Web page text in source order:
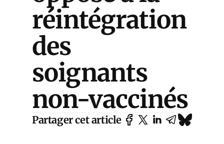
réintégration
des
soignants
non-vaccinés
Partager cet article